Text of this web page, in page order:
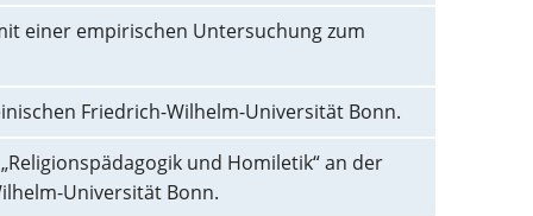
einer empirischen Untersuchung zum
Friedrich-Wilhelm-Universität Bonn.
und Homiletik“ an der
Universität Bonn.